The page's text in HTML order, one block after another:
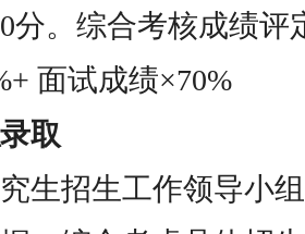
分。综合考核成绩评
面试成绩×70%
取
生招生工作领导小